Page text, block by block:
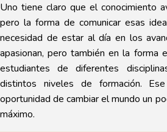
Uno tiene claro que el conocimiento
pero la forma de comunicar esas
necesidad de estar al día en los
apasionan, pero también en la forma
estudiantes de diferentes
distintos niveles de formación.
oportunidad de cambiar el mundo un
máximo.